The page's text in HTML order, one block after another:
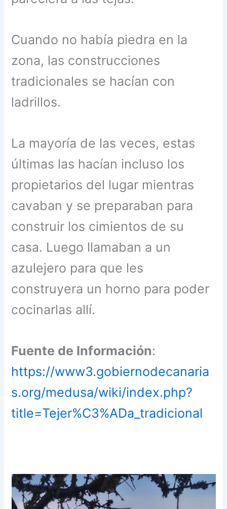
Cuando no había piedra en la
zona, las construcciones
tradicionales se hacían con
ladrillos.
La mayoría de las veces, estas
últimas las hacían incluso los
propietarios del lugar mientras
cavaban y se preparaban para
construir los cimientos de su
casa. Luego llamaban a un
azulejero para que les
construyera un horno para poder
cocinarlas allí.
Fuente de Información:
https://www3.gobiernodecanaria
s.org/medusa/wiki/index.php?
title=Tejer%C3%ADa_tradicional